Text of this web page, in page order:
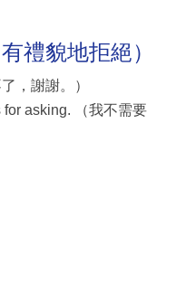
禮貌地拒絕）
，謝謝。）
for asking. （我不需要